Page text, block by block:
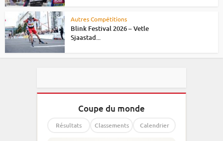
Autres Compétitions
Blink Festival 2026 – Vetle
Sjaastad...
Coupe du monde
Résultats Classements Calendrier